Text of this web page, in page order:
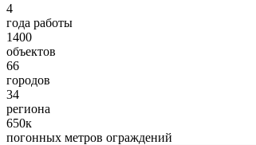
4
года работы
1400
объектов
66
городов
34
региона
650к
погонных метров ограждений